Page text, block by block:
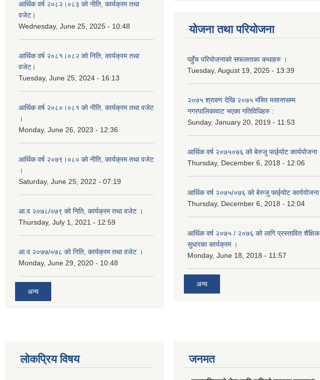
आर्थिक वर्ष २०८२।०८३ को नीति, कार्यक्रम तथा
वजेट।
Wednesday, June 25, 2025 - 10:48
आर्थिक वर्ष २०८१।०८२ को निति, कार्यक्रम तथा
वजेट।
Tuesday, June 25, 2024 - 16:13
आर्थिक वर्ष २०८०।०८१ को नीति, कार्यक्रम तथा वजेट
।
Monday, June 26, 2023 - 12:36
आर्थिक वर्ष २०७९।०८० को नीति, कार्यक्रम तथा वजेट
।
Saturday, June 25, 2022 - 07:19
आ.व २०७८/०७९ को निति, कार्यक्रम तथा वजेट ।
Thursday, July 1, 2021 - 12:59
आ.व २०७७/०७८ को निति, कार्यक्रम तथा वजेट ।
Monday, June 29, 2020 - 10:48
अन्य
योजना तथा परियोजना
पहुँच परियोजनाको सफलताका कथाहरु ।
Tuesday, August 19, 2025 - 13:39
२०७५ श्रावण देखि २०७५ मंसिर मसान्तसम्म
नगरपालिकावाट भएका गतिविधिहरु :
Sunday, January 20, 2019 - 11:53
आर्थिक वर्ष २०७५०७६ को बेरुजु फर्छ्योट कार्ययोजना
Thursday, December 6, 2018 - 12:06
आर्थिक वर्ष २०७५/०७६ को बेरुजु फर्छ्योट कार्ययोजना
Thursday, December 6, 2018 - 12:04
आर्थिक वर्ष २०७५ / २०७६ को लागि प्रस्तावित शैक्षिक
सुधारका कार्यक्रम ।
Monday, June 18, 2018 - 11:57
अन्य
लोकप्रिय विषय जनमत